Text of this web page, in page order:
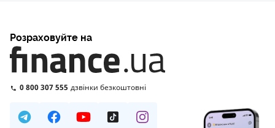
Розраховуйте на
0 800 307 555 дзвінки безкоштовні